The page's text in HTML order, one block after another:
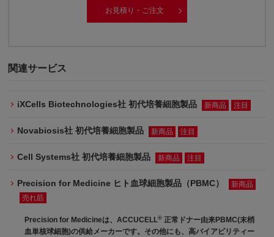
お見積り・ご注文
関連サービス
iXCells Biotechnologies社 初代培養細胞製品 新商品 注目
Novabiosis社 初代培養細胞製品 新商品 注目
Cell Systems社 初代培養細胞製品 新商品 注目
Precision for Medicine ヒト血球細胞製品（PBMC）
新商品
売れ筋
Precision for Medicineは、ACCUCELL® 正常ドナー由来PBMC(末梢
血単核球細胞)の供給メーカーです。その他にも、高バイアビリティー